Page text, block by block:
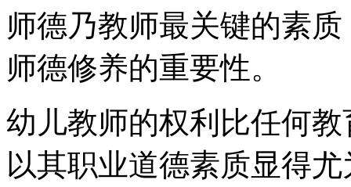
师德乃教师最关键的素
师德修养的重要性。
幼儿教师的权利比任何
以其职业道德素质显得